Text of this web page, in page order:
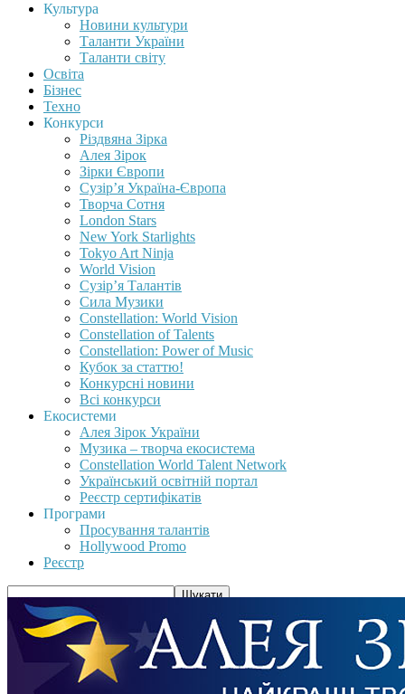
Культура
Новини культури
Таланти України
Таланти світу
Освіта
Бізнес
Техно
Конкурси
Різдвяна Зірка
Алея Зірок
Зірки Європи
Сузір’я Україна-Європа
Творча Сотня
London Stars
New York Starlights
Tokyo Art Ninja
World Vision
Сузір’я Талантів
Сила Музики
Constellation: World Vision
Constellation of Talents
Constellation: Power of Music
Кубок за статтю!
Конкурсні новини
Всі конкурси
Екосистеми
Алея Зірок України
Музика – творча екосистема
Constellation World Talent Network
Український освітній портал
Реєстр сертифікатів
Програми
Просування талантів
Hollywood Promo
Реєстр